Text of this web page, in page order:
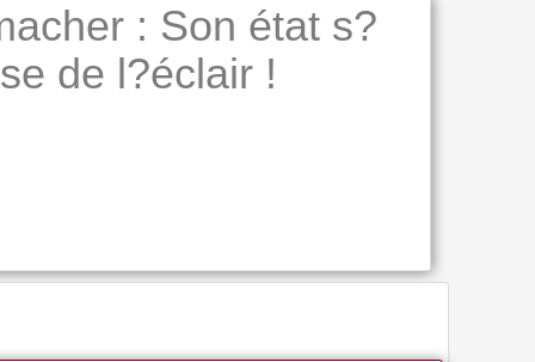
: Son état s?
de l?éclair !